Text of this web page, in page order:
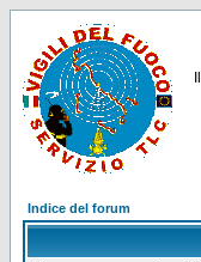
Indice del forum